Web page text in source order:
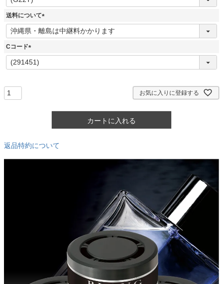
必
須
送料について
(
必
Cコード
(
必
お気に入りに登録する
カートに入れる
返品特約について